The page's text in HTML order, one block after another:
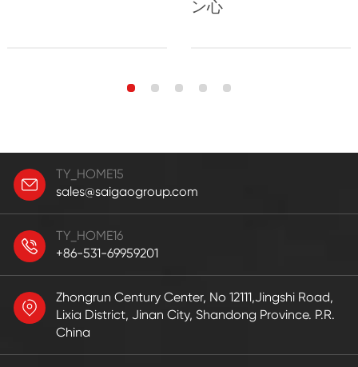
ン心
TY_HOME15
sales@saigaogroup.com
TY_HOME16
+86-531-69959201
Zhongrun Century Center, No 12111,Jingshi Road,
Lixia District, Jinan City, Shandong Province. P.R.
China